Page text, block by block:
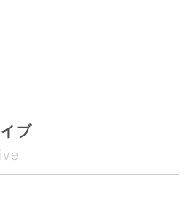
ブ